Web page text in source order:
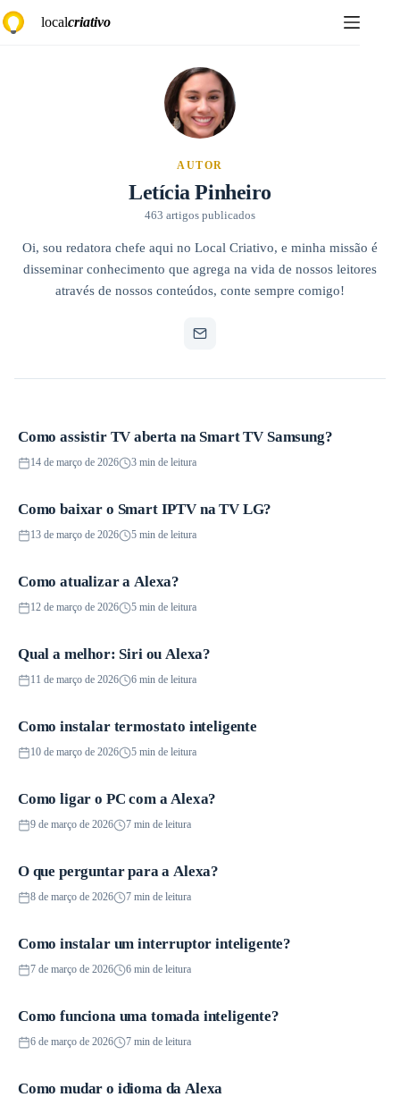
para
localcriativo
AUTOR
Letícia Pinheiro
463 artigos publicados
Oi, sou redatora chefe aqui no Local Criativo, e minha missão é
disseminar conhecimento que agrega na vida de nossos leitores
através de nossos conteúdos, conte sempre comigo!
Smart TVs
Como assistir TV aberta na Smart TV Samsung?
14 de março de 2026 3 min de leitura
Smart TVs
Como baixar o Smart IPTV na TV LG?
13 de março de 2026 5 min de leitura
Smart Speakers
Como atualizar a Alexa?
12 de março de 2026 5 min de leitura
Guias
Qual a melhor: Siri ou Alexa?
11 de março de 2026 6 min de leitura
Guias
Como instalar termostato inteligente
10 de março de 2026 5 min de leitura
Guias
Como ligar o PC com a Alexa?
9 de março de 2026 7 min de leitura
Guias
O que perguntar para a Alexa?
8 de março de 2026 7 min de leitura
Iluminação inteligente
Como instalar um interruptor inteligente?
7 de março de 2026 6 min de leitura
Guias
Como funciona uma tomada inteligente?
6 de março de 2026 7 min de leitura
Guias
Como mudar o idioma da Alexa